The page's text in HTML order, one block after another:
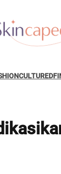
CULTURED